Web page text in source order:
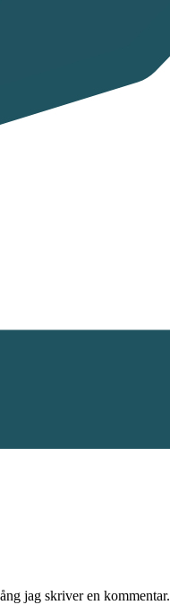
jag skriver en kommentar.